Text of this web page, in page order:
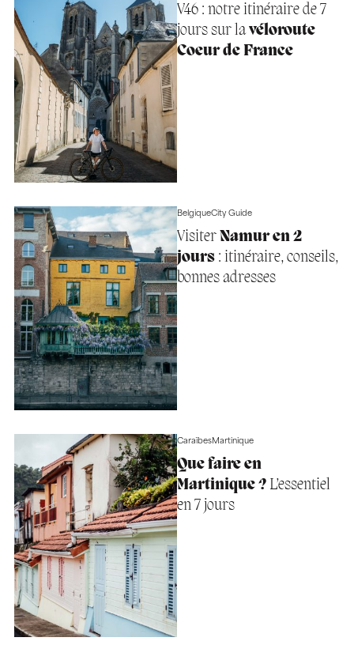
V46 : notre itinéraire de 7
jours sur lavéloroute
Coeur de France
BelgiqueCity Guide
Visiter Namur en 2
jours: itinéraire, conseils,
bonnes adresses
CaraïbesMartinique
Que faire en
Martinique ?L’essentiel
en 7 jours